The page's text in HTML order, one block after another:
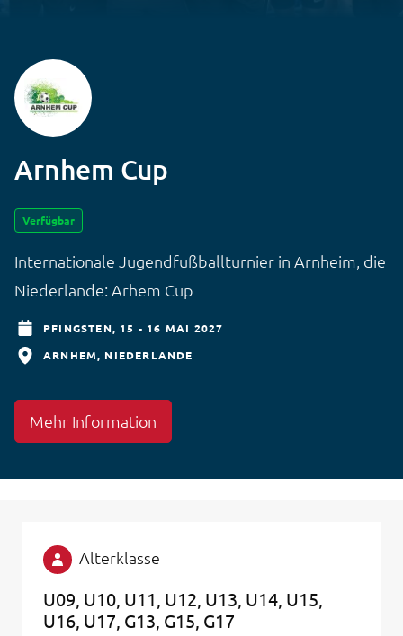
Arnhem Cup
Verfügbar
Internationale Jugendfußballturnier in Arnheim, die
Niederlande: Arhem Cup
PFINGSTEN, 15 - 16 MAI 2027
ARNHEM NIEDERLANDE
Mehr Information
Alterklasse
U09 U10 U11 U12 U13 U14 U15
U16 U17 G13 G15 G17